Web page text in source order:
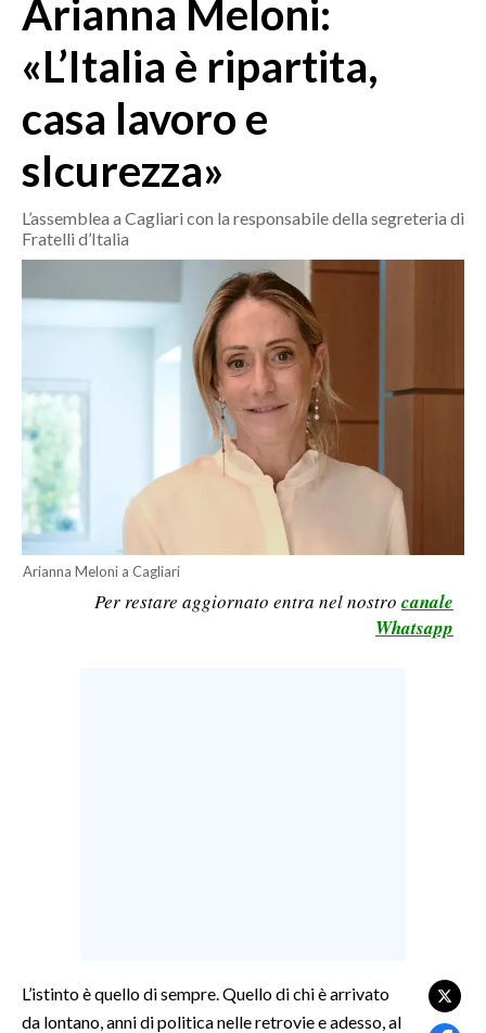
MEDIO CAMPIDANO
SASSARI E PROVINCIA
NUORO E PROVINCIA
OGLIASTRA
CRONACA
ECONOMIA
SERVIZI ALLE IMPRESE
LAVORO
SPORT IN SARDEGNA
SPETTACOLI
Arianna Meloni:
«L’Italia è ripartita,
casa lavoro e
sIcurezza»
L’assemblea a Cagliari con la responsabile della segreteria di
Fratelli d’Italia
Arianna Meloni a Cagliari
Per restare aggiornato entra nel nostro canale
Whatsapp
L’istinto è quello di sempre. Quello di chi è arrivato
da lontano, anni di politica nelle retrovie e adesso, al